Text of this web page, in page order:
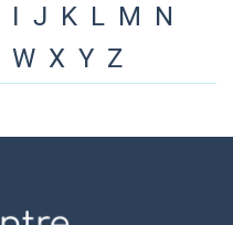
I J K L M N
W X Y Z